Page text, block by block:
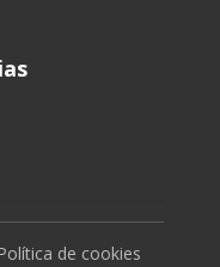
Política de cookies